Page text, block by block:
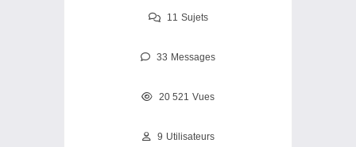
11 Sujets
33 Messages
20 521 Vues
9 Utilisateurs